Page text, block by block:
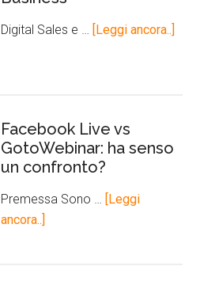
Digital Sales e … [Leggi ancora..]
Facebook Live vs
GotoWebinar: ha senso
un confronto?
Premessa Sono … [Leggi
ancora..]